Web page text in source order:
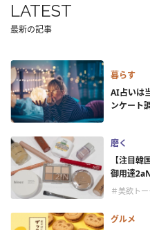
LATEST
最新の記事
暮らす
AI占いは
ンケート
磨く
【注目
御用達
＃美欲トー
グルメ